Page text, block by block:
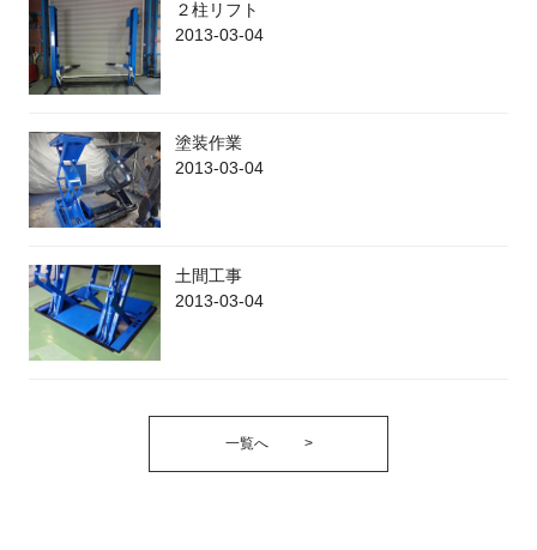
２柱リフト
2013-03-04
塗装作業
2013-03-04
土間工事
2013-03-04
一覧へ >